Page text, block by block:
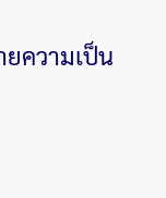
ยความเป็น